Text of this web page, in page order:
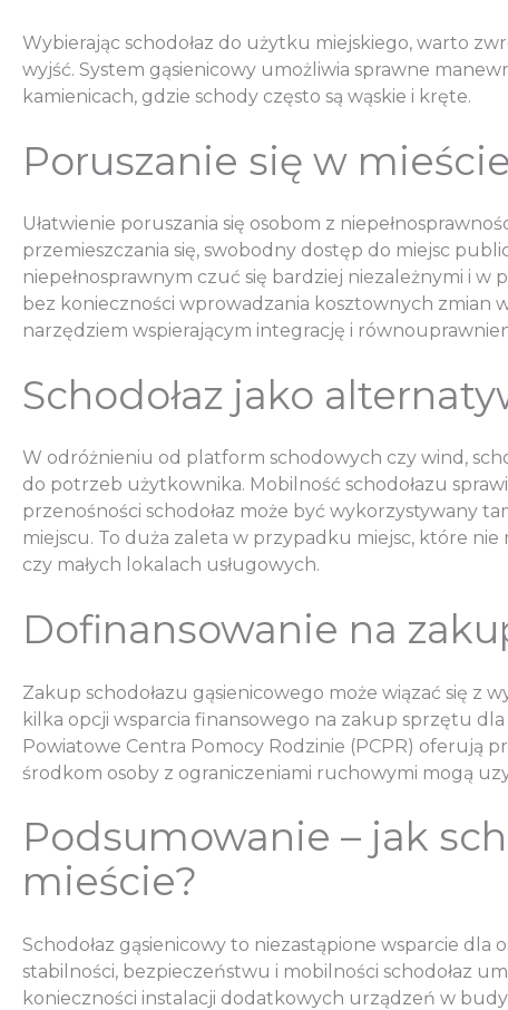
Wybierając schodołaz do użytku miejskiego, warto
wyjść. System gąsienicowy umożliwia sprawne
kamienicach, gdzie schody często są wąskie i kręte.
Poruszanie się w
Ułatwienie poruszania się osobom z
przemieszczania się, swobodny dostęp do miejsc
niepełnosprawnym czuć się bardziej niezależnymi i
bez konieczności wprowadzania kosztownych zmian
narzędziem wspierającym integrację i
Schodołaz jako
W odróżnieniu od platform schodowych czy wind,
do potrzeb użytkownika. Mobilność schodołazu
przenośności schodołaz może być wykorzystywany
miejscu. To duża zaleta w przypadku miejsc, które
czy małych lokalach usługowych.
Dofinansowanie na
Zakup schodołazu gąsienicowego może wiązać się z
kilka opcji wsparcia finansowego na zakup sprzętu
Powiatowe Centra Pomocy Rodzinie (PCPR) oferują
środkom osoby z ograniczeniami ruchowymi mogą
Podsumowanie – jak
mieście?
Schodołaz gąsienicowy to niezastąpione wsparcie
stabilności, bezpieczeństwu i mobilności schodołaz
konieczności instalacji dodatkowych urządzeń w